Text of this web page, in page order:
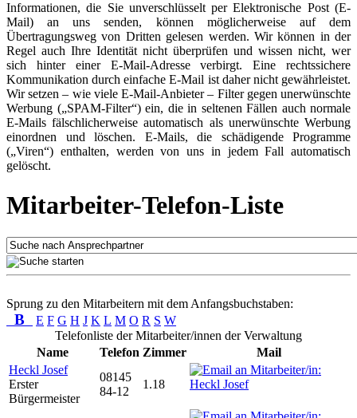
Informationen, die Sie unverschlüsselt per Elektronische Post (E-
Mail) an uns senden, können möglicherweise auf dem
Übertragungsweg von Dritten gelesen werden. Wir können in der
Regel auch Ihre Identität nicht überprüfen und wissen nicht, wer
sich hinter einer E-Mail-Adresse verbirgt. Eine rechtssichere
Kommunikation durch einfache E-Mail ist daher nicht gewährleistet.
Wir setzen – wie viele E-Mail-Anbieter – Filter gegen unerwünschte
Werbung („SPAM-Filter“) ein, die in seltenen Fällen auch normale
E-Mails fälschlicherweise automatisch als unerwünschte Werbung
einordnen und löschen. E-Mails, die schädigende Programme
(„Viren“) enthalten, werden von uns in jedem Fall automatisch
gelöscht.
Mitarbeiter-Telefon-Liste
Sprung zu den Mitarbeitern mit dem Anfangsbuchstaben:
B E F G H J K L M O R S W
Telefonliste der Mitarbeiter/innen der Verwaltung
Name
Telefon Zimmer
Mail
Heckl Josef
Erster
Bürgermeister
08145
84-12
1.18